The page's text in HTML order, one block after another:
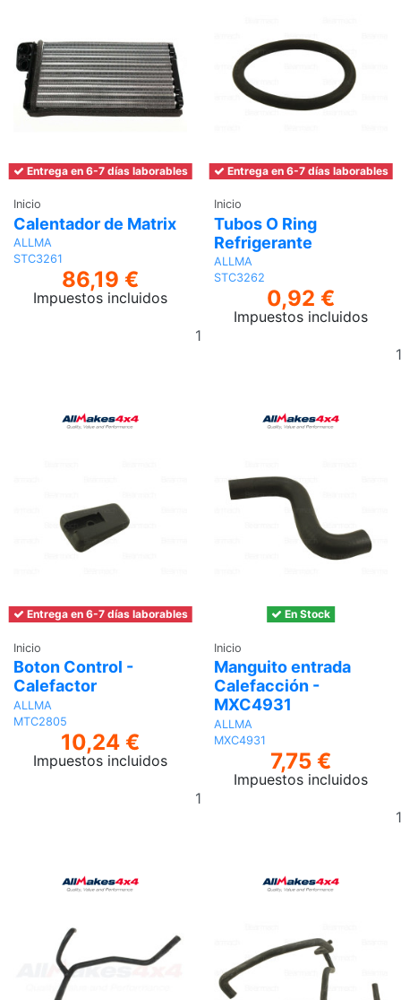
Entrega en 6-7 días laborables
Inicio
Calentador de Matrix
ALLMA
STC3261
86,19 €
Impuestos incluidos
Añadir
Entrega en 6-7 días laborables
Inicio
Tubos O Ring
Refrigerante
ALLMA
STC3262
0,92 €
Impuestos incluidos
Entrega en 6-7 días laborables
Inicio
Boton Control -
Calefactor
ALLMA
MTC2805
10,24 €
Impuestos incluidos
Añadir
En Stock
Inicio
Manguito entrada
Calefacción -
MXC4931
ALLMA
MXC4931
7,75 €
Impuestos incluidos